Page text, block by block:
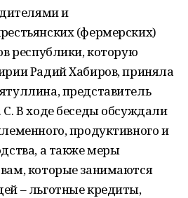
и
(фермерских)
республики, которую
Радий Хабиров, приняла
представитель
В ходе беседы обсуждали
продуктивного и
а также меры
которые занимаются
– льготные кредиты,